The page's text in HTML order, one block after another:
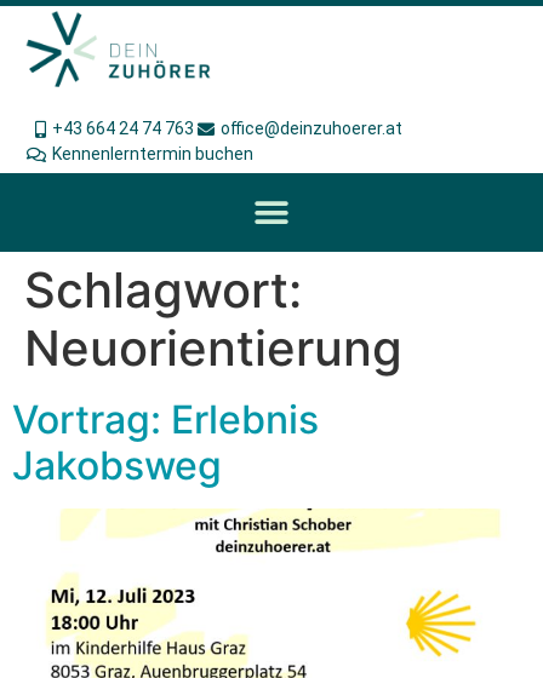
+43 664 24 74 763
office@deinzuhoerer.at
Kennenlerntermin buchen
Schlagwort:
Neuorientierung
Vortrag: Erlebnis
Jakobsweg